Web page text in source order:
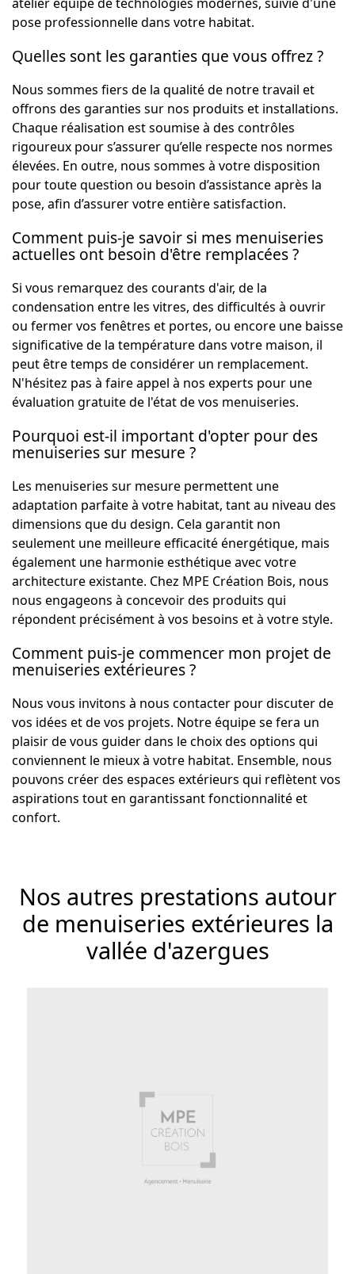
pose professionnelle dans votre habitat.
Quelles sont les garanties que vous offrez ?
Nous sommes fiers de la qualité de notre travail et
offrons des garanties sur nos produits et installations.
Chaque réalisation est soumise à des contrôles
rigoureux pour s’assurer qu’elle respecte nos normes
élevées. En outre, nous sommes à votre disposition
pour toute question ou besoin d’assistance après la
pose, afin d’assurer votre entière satisfaction.
Comment puis-je savoir si mes menuiseries
actuelles ont besoin d'être remplacées ?
Si vous remarquez des courants d'air, de la
condensation entre les vitres, des difficultés à ouvrir
ou fermer vos fenêtres et portes, ou encore une baisse
significative de la température dans votre maison, il
peut être temps de considérer un remplacement.
N'hésitez pas à faire appel à nos experts pour une
évaluation gratuite de l'état de vos menuiseries.
Pourquoi est-il important d'opter pour des
menuiseries sur mesure ?
Les menuiseries sur mesure permettent une
adaptation parfaite à votre habitat, tant au niveau des
dimensions que du design. Cela garantit non
seulement une meilleure efficacité énergétique, mais
également une harmonie esthétique avec votre
architecture existante. Chez MPE Création Bois, nous
nous engageons à concevoir des produits qui
répondent précisément à vos besoins et à votre style.
Comment puis-je commencer mon projet de
menuiseries extérieures ?
Nous vous invitons à nous contacter pour discuter de
vos idées et de vos projets. Notre équipe se fera un
plaisir de vous guider dans le choix des options qui
conviennent le mieux à votre habitat. Ensemble, nous
pouvons créer des espaces extérieurs qui reflètent vos
aspirations tout en garantissant fonctionnalité et
confort.
Nos autres prestations autour
de menuiseries extérieures la
vallée d'azergues